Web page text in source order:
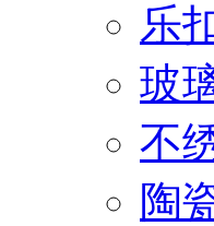
乐
玻
不
陶